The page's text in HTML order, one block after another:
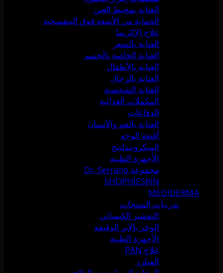
العناية بمحيط العين
الحماية من الأشعة فوق البنفسجية
علاج الإكزيما
العناية بالشعر
العناية الخاصة بالجسم
العناية بالأطفال
العناية بالرجال
العناية الشخصية
المكملات الغذائية
الدفاعات
العناية بالفم والأسنان
أقنعة الوجه
الميكرونيدلينج
الأجهزة الطبية
مجموعة Dr. Serrano
SHOPHIESKIN
MEDIDERMA
تدريبات المنتجات
التقشير الكيميائي
الوخز بالإبر الدقيقة
الأجهزة الطبية
علاج PAN
الفيلرز